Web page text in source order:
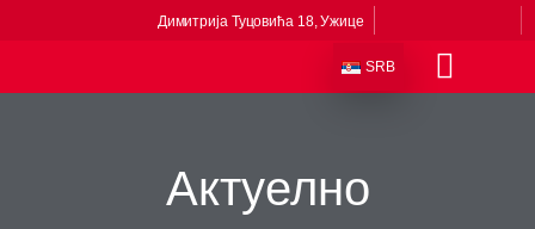
Димитрија Туцовића 18, Ужице
SRB
Актуелно